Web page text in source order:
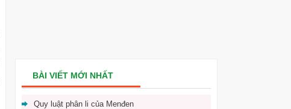
BÀI VIẾT MỚI NHẤT
Quy luật phân li của Menđen